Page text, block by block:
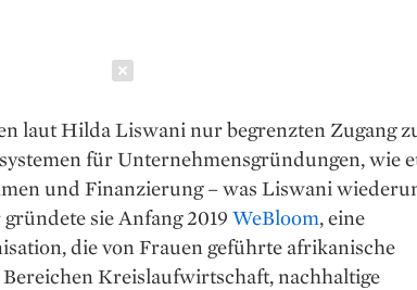
laut Hilda Liswani nur begrenzten Zugang
für Unternehmensgründungen, wie
und Finanzierung – was Liswani
sie Anfang 2019 WeBloom, eine
die von Frauen geführte afrikanische
Kreislaufwirtschaft, nachhaltige